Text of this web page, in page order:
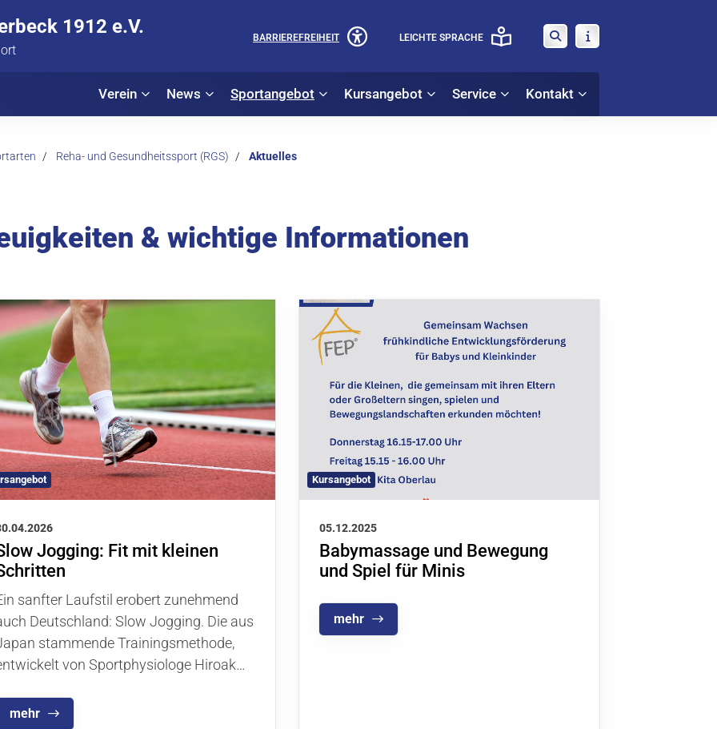
1912 e.V. BARRIEREFREIHEIT LEICHTE SPRACHE
Verein News Sportangebot Kursangebot Service Kontakt
Reha- und Gesundheitssport (RGS) Aktuelles
& wichtige Informationen
Jogging: Fit mit kleinen
sanfter Laufstil erobert zunehmend
Deutschland: Slow Jogging. Die aus
stammende Trainingsmethode,
von Sportphysiologe Hiroak…
mehr
Kursangebot
05.12.2025
Babymassage und Bewegung
und Spiel für Minis
mehr
Sport im DJK-VfL
Kurse
Mitglieder-Service
Mitgliederportal
Interner Bereich